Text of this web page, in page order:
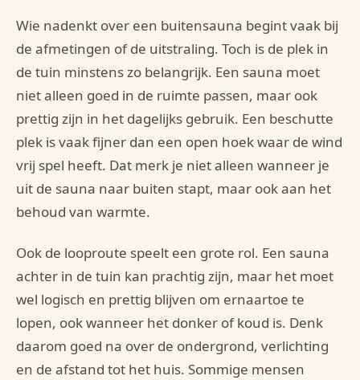
Wie nadenkt over een buitensauna begint vaak bij
de afmetingen of de uitstraling. Toch is de plek in
de tuin minstens zo belangrijk. Een sauna moet
niet alleen goed in de ruimte passen, maar ook
prettig zijn in het dagelijks gebruik. Een beschutte
plek is vaak fijner dan een open hoek waar de wind
vrij spel heeft. Dat merk je niet alleen wanneer je
uit de sauna naar buiten stapt, maar ook aan het
behoud van warmte.
Ook de looproute speelt een grote rol. Een sauna
achter in de tuin kan prachtig zijn, maar het moet
wel logisch en prettig blijven om ernaartoe te
lopen, ook wanneer het donker of koud is. Denk
daarom goed na over de ondergrond, verlichting
en de afstand tot het huis. Sommige mensen